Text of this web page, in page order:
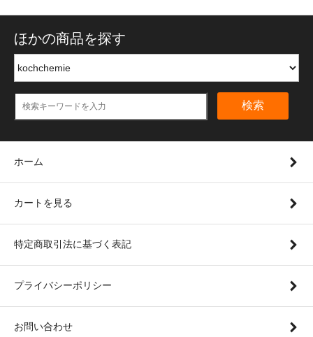
ほかの商品を探す
検索
ホーム
カートを見る
特定商取引法に基づく表記
プライバシーポリシー
お問い合わせ